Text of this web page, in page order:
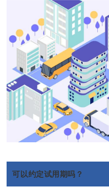
可以约定试用期吗？